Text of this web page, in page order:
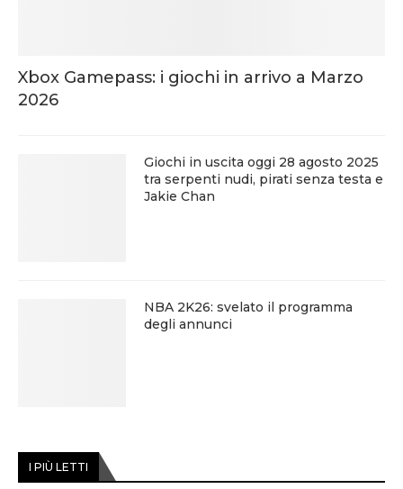
Xbox Gamepass: i giochi in arrivo a Marzo
2026
Giochi in uscita oggi 28 agosto 2025
tra serpenti nudi, pirati senza testa e
Jakie Chan
NBA 2K26: svelato il programma
degli annunci
I PIÙ LETTI